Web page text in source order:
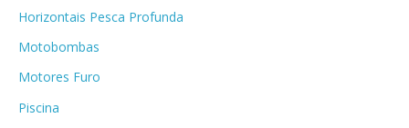
Horizontais Pesca Profunda
Motobombas
Motores Furo
Piscina